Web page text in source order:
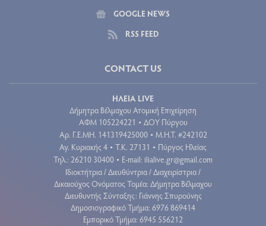
GOOGLE NEWS
RSS FEED
CONTACT US
ΗΛΕΙΑ LIVE
Δήμητρα Βέλμαχου Ατομική Επιχείρηση
ΑΦΜ 105224221 • ΔΟΥ Πύργου
Aρ. Γ.Ε.ΜΗ. 141319425000 • Μ.Η.Τ. #242102
Αγ. Κυριακής 4 • Τ.Κ. 27131 • Πύργος Ηλείας
Τηλ.: 26210 30400 • E-mail: ilialive.gr@gmail.com
Ιδιοκτήτρια / Διευθύντρια / Διαχειρίστρια /
Δικαιούχος Ονόματος Τομέα: Δήμητρα Βέλμαχου
Διευθυντής Σύνταξης: Γιάννης Σπυρούνης
Δημοσιογραφικό Τμήμα: 6976 869414
Εμπορικό Τμήμα: 6945 556212